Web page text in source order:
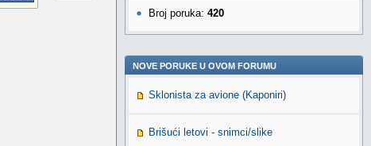
Broj poruka: 420
NOVE PORUKE U OVOM FORUMU
Sklonista za avione (Kaponiri)
Brišući letovi - snimci/slike